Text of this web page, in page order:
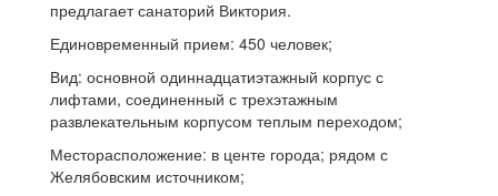
предлагает санаторий Виктория.
Единовременный прием: 450 человек;
Вид: основной одиннадцатиэтажный корпус с
лифтами, соединенный с трехэтажным
развлекательным корпусом теплым переходом;
Месторасположение: в центе города; рядом с
Желябовским источником;